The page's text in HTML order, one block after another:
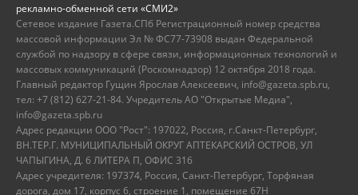
рекламно-обменной сети «СМИ2»
Сетевое издание Газета.СПб Регистрационный номер средства
массовой информации Эл № ФС77-73908 выдан Федеральной
службой по надзору в сфере связи, информационных технологий и
массовых коммуникаций (Роскомнадзор) 12 октября 2018 года.
Главный редактор Гущин Ярослав Алексеевич, info@gazeta.spb.ru,
тел: +7 (812) 627-21-84. Учредитель АО "Открытые Медиа",
info@gazeta.spb.ru
Адрес редакции ООО "Рост": 197022, Россия, г.Санкт-Петербург,
ВН.ТЕР.Г. МУНИЦИПАЛЬНЫЙ ОКРУГ АПТЕКАРСКИЙ ОСТРОВ, УЛ
ЧАПЫГИНА, Д. 6 ЛИТЕРА П, ОФИС 316
Адрес учредителя: 197374, Россия, Санкт-Петербург, Торфяная
дорога, дом 17, корпус 6, строение 1, помещение 67Н